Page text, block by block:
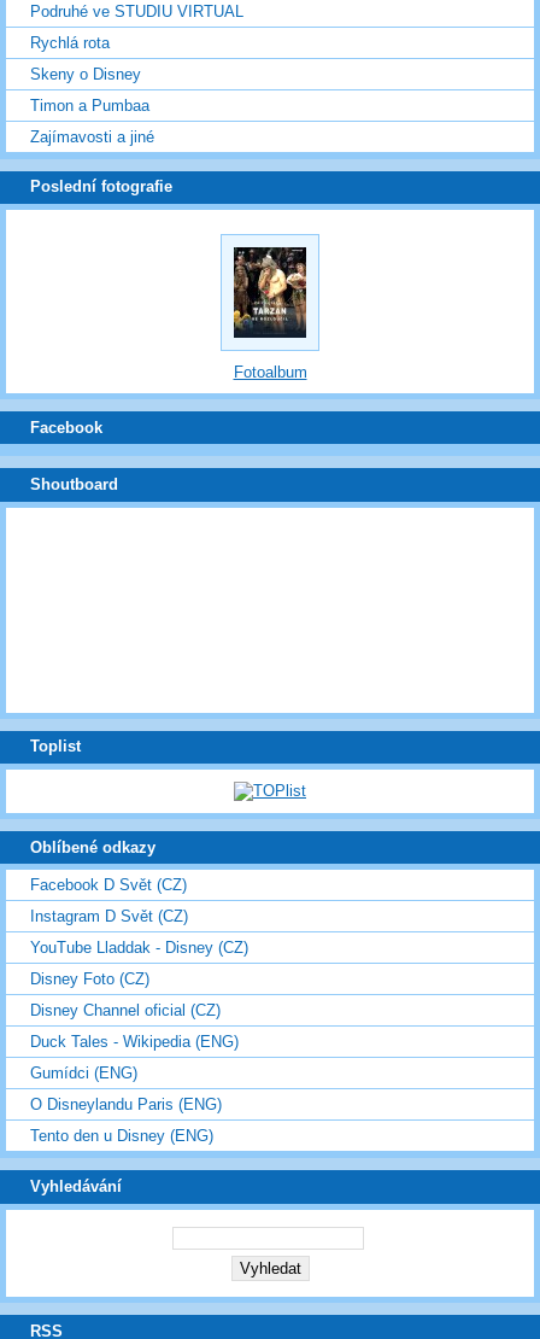
Podruhé ve STUDIU VIRTUAL
Rychlá rota
Skeny o Disney
Timon a Pumbaa
Zajímavosti a jiné
Poslední fotografie
Fotoalbum
Facebook
Shoutboard
Toplist
Oblíbené odkazy
Facebook D Svět (CZ)
Instagram D Svět (CZ)
YouTube Lladdak - Disney (CZ)
Disney Foto (CZ)
Disney Channel oficial (CZ)
Duck Tales - Wikipedia (ENG)
Gumídci (ENG)
O Disneylandu Paris (ENG)
Tento den u Disney (ENG)
Vyhledávání
RSS